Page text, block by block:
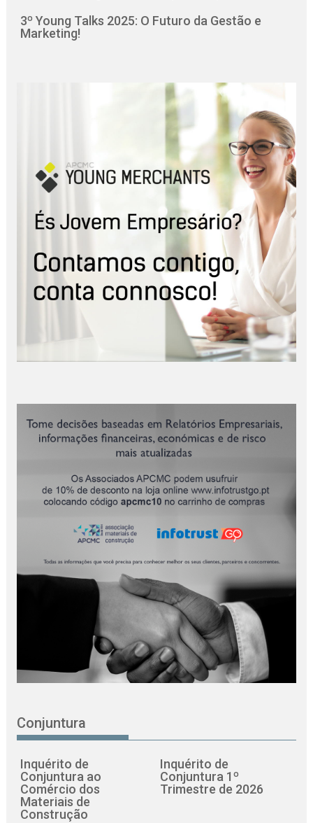
3º Young Talks 2025: O Futuro da Gestão e
Marketing!
Conjuntura
Inquérito de
Conjuntura ao
Comércio dos
Materiais de
Construção
Inquérito de
Conjuntura 1º
Trimestre de 2026